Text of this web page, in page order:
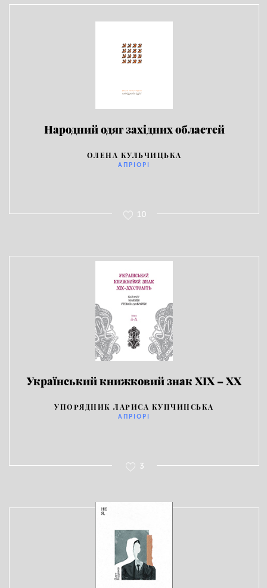
Народний одяг західних областей
ОЛЕНА КУЛЬЧИЦЬКА
АПРІОРІ
10
Український книжковий знак ХIХ – ХХ
УПОРЯДНИК ЛАРИСА КУПЧИНСЬКА
АПРІОРІ
3